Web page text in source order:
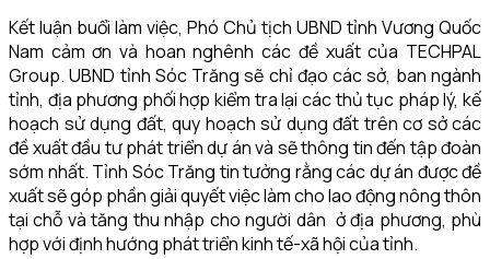
Kết luận buổi làm việc, Phó Chủ tịch UBND tỉnh Vương Quốc
Nam cảm ơn và hoan nghênh các đề xuất của TECHPAL
Group. UBND tỉnh Sóc Trăng sẽ chỉ đạo các sở, ban ngành
tỉnh, địa phương phối hợp kiểm tra lại các thủ tục pháp lý, kế
hoạch sử dụng đất, quy hoạch sử dụng đất trên cơ sở các
đề xuất đầu tư phát triển dự án và sẽ thông tin đến tập đoàn
sớm nhất. Tỉnh Sóc Trăng tin tưởng rằng các dự án được đề
xuất sẽ góp phần giải quyết việc làm cho lao động nông thôn
tại chỗ và tăng thu nhập cho người dân ở địa phương, phù
hợp với định hướng phát triển kinh tế-xã hội của tỉnh.